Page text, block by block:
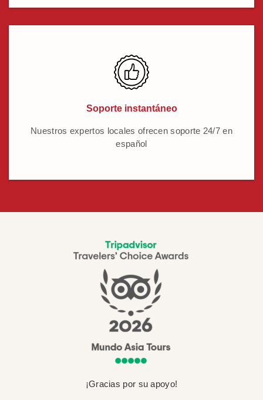
Soporte instantáneo
Nuestros expertos locales ofrecen soporte 24/7 en
español
¡Gracias por su apoyo!